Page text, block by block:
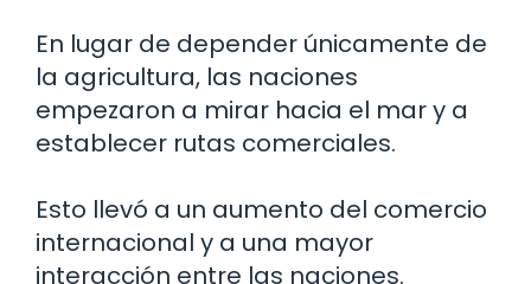
En lugar de depender únicamente de
la agricultura, las naciones
empezaron a mirar hacia el mar y a
establecer rutas comerciales.
Esto llevó a un aumento del comercio
internacional y a una mayor
interacción entre las naciones.